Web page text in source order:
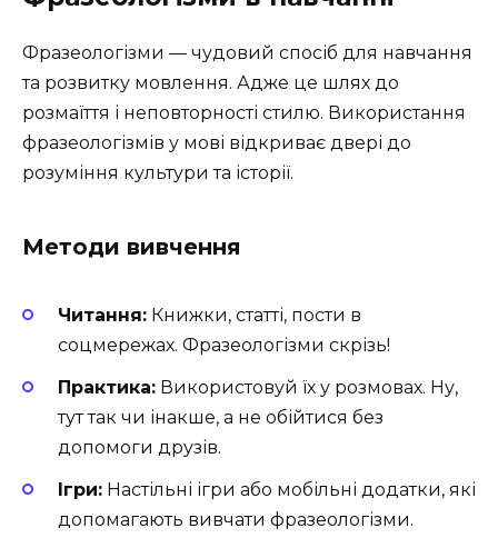
Фразеологізми — чудовий спосіб для навчання
та розвитку мовлення. Адже це шлях до
розмаїття і неповторності стилю. Використання
фразеологізмів у мові відкриває двері до
розуміння культури та історії.
Методи вивчення
Читання: Книжки, статті, пости в
соцмережах. Фразеологізми скрізь!
Практика: Використовуй їх у розмовах. Ну,
тут так чи інакше, а не обійтися без
допомоги друзів.
Ігри: Настільні ігри або мобільні додатки, які
допомагають вивчати фразеологізми.